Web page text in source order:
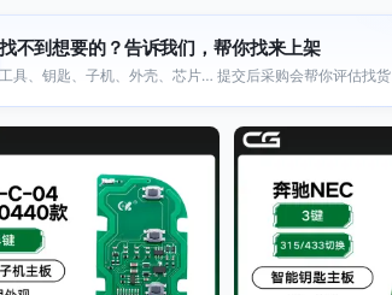
不到想要的？告诉我们，帮你找来上架
具、钥匙、子机、外壳、芯片… 提交后采购会帮你评估找货